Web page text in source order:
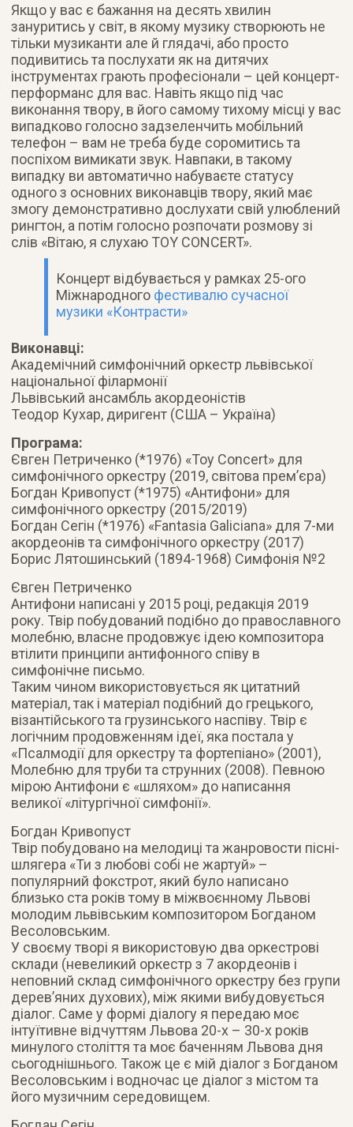
Якщо у вас є бажання на десять хвилин
зануритись у світ, в якому музику створюють не
тільки музиканти але й глядачі, або просто
подивитись та послухати як на дитячих
інструментах грають професіонали – цей концерт-
перформанс для вас. Навіть якщо під час
виконання твору, в його самому тихому місці у вас
випадково голосно задзеленчить мобільний
телефон – вам не треба буде соромитись та
поспіхом вимикати звук. Навпаки, в такому
випадку ви автоматично набуваєте статусу
одного з основних виконавців твору, який має
змогу демонстративно дослухати свій улюблений
рингтон, а потім голосно розпочати розмову зі
слів «Вітаю, я слухаю TOY CONCERT».
Концерт відбувається у рамках 25-ого
Міжнародного фестивалю сучасної
музики «Контрасти»
Виконавці:
Академічний симфонічний оркестр львівської
національної філармонії
Львівський ансамбль акордеоністів
Теодор Кухар, диригент (США – Україна)
Програма:
Євген Петриченко (*1976) «Toy Concert» для
симфонічного оркестру (2019, світова прем’єра)
Богдан Кривопуст (*1975) «Антифони» для
симфонічного оркестру (2015/2019)
Богдан Сегін (*1976) «Fantasia Galiciana» для 7-ми
акордеонів та симфонічного оркестру (2017)
Борис Лятошинський (1894-1968) Симфонія №2
Євген Петриченко
Антифони написані у 2015 році, редакція 2019
року. Твір побудований подібно до православного
молебню, власне продовжує ідею композитора
втілити принципи антифонного співу в
симфонічне письмо.
Таким чином використовується як цитатний
матеріал, так і матеріал подібний до грецького,
візантійського та грузинського наспіву. Твір є
логічним продовженням ідеї, яка постала у
«Псалмодії для оркестру та фортепіано» (2001),
Молебню для труби та струнних (2008). Певною
мірою Антифони є «шляхом» до написання
великої «літургічної симфонії».
Богдан Кривопуст
Твір побудовано на мелодиці та жанровости пісні-
шлягера «Ти з любові собі не жартуй» –
популярний фокстрот, який було написано
близько ста років тому в міжвоєнному Львові
молодим львівським композитором Богданом
Весоловським.
У своєму творі я використовую два оркестрові
склади (невеликий оркестр з 7 акордеонів і
неповний склад симфонічного оркестру без групи
дерев’яних духових), між якими вибудовується
діалог. Саме у формі діалогу я передаю моє
інтуїтивне відчуттям Львова 20-х – 30-х років
минулого століття та моє баченням Львова дня
сьогоднішнього. Також це є мій діалог з Богданом
Весоловським і водночас це діалог з містом та
його музичним середовищем.